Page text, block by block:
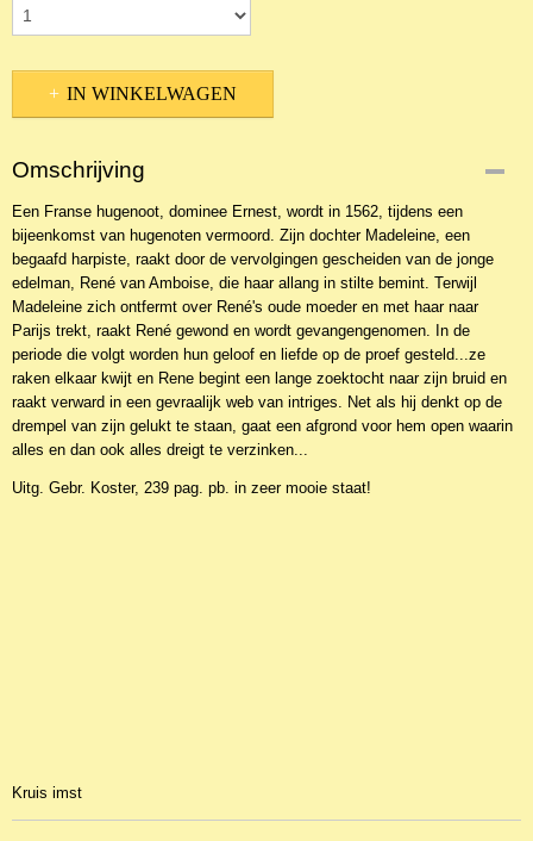
IN WINKELWAGEN
Omschrijving
Een Franse hugenoot, dominee Ernest, wordt in 1562, tijdens een
bijeenkomst van hugenoten vermoord. Zijn dochter Madeleine, een
begaafd harpiste, raakt door de vervolgingen gescheiden van de jonge
edelman, René van Amboise, die haar allang in stilte bemint. Terwijl
Madeleine zich ontfermt over René's oude moeder en met haar naar
Parijs trekt, raakt René gewond en wordt gevangengenomen. In de
periode die volgt worden hun geloof en liefde op de proef gesteld...ze
raken elkaar kwijt en Rene begint een lange zoektocht naar zijn bruid en
raakt verward in een gevraalijk web van intriges. Net als hij denkt op de
drempel van zijn gelukt te staan, gaat een afgrond voor hem open waarin
alles en dan ook alles dreigt te verzinken...
Uitg. Gebr. Koster, 239 pag. pb. in zeer mooie staat!
Kruis imst